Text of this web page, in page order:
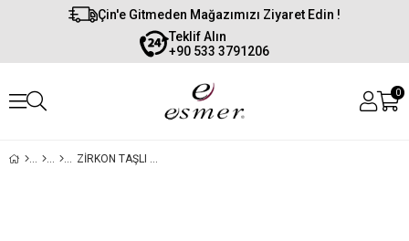
Çin'e Gitmeden Mağazımızı Ziyaret Edin !
Teklif Alın
+90 533 3791206
0
ZIRKON TAŞLI MELEK KOLYE UCU 32X 30 MM (5 AD )